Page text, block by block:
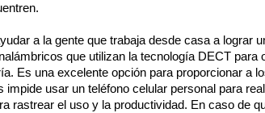
a la gente que trabaja desde casa a lograr
que utilizan la tecnología DECT para
Es una excelente opción para proporcionar a
impide usar un teléfono celular personal para
rastrear el uso y la productividad. En caso de